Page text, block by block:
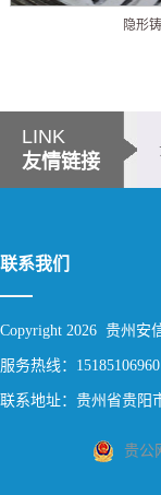
隐形
LINK
友情链接
联系我们
Copyright 2026 贵州安
服务热线：
联系地址：贵州省贵阳
贵公